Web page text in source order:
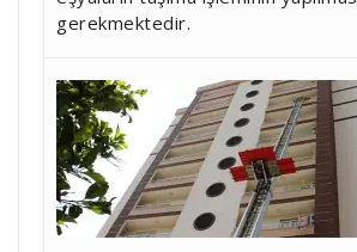
gerekmektedir.